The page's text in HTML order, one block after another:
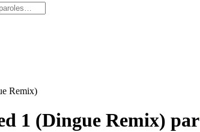
Remix)
1 (Dingue Remix) par